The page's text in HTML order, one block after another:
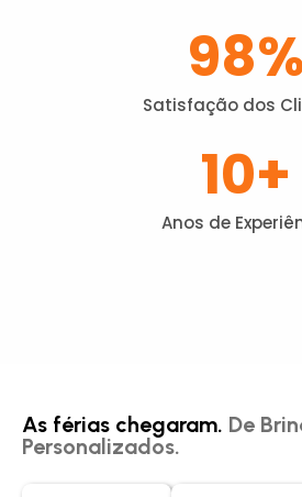
Satisfação dos
98%
Anos de
10+
As férias chegaram. De
Personalizados.